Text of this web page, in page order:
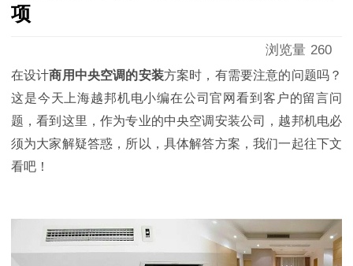
项
浏览量 260
在设计商用中央空调的安装方案时，有需要注意的问题吗？
这是今天上海越邦机电小编在公司官网看到客户的留言问
题，看到这里，作为专业的中央空调安装公司，越邦机电必
须为大家解疑答惑，所以，具体解答方案，我们一起往下文
看吧！